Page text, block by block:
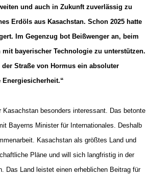
und auch in Zukunft zuverlässig zu
Erdöls aus Kasachstan. Schon 2025 hatte
Im Gegenzug bot Beißwenger an, beim
bayerischer Technologie zu unterstützen.
Straße von Hormus ein absoluter
besonders interessant. Das betonte
Bayerns Minister für Internationales. Deshalb
Kasachstan als größtes Land und
Pläne und will sich langfristig in der
Das Land leistet einen erheblichen Beitrag für